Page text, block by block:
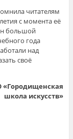
читателям
с момента её
большой
года
над
своё
«Городищенская
школа искусств»